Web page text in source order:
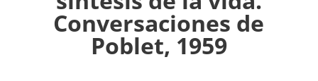
Conversaciones de
Poblet, 1959